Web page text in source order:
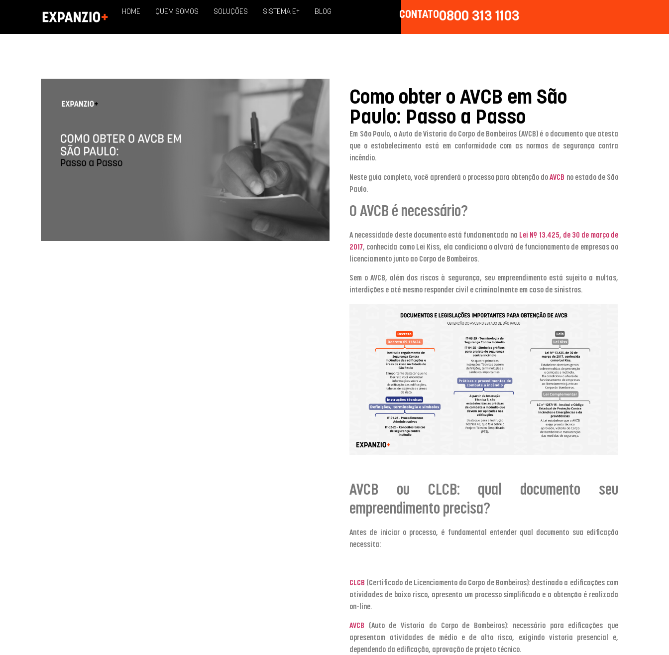
HOME QUEM SOMOS SOLUÇÕES SISTEMA E+ BLOG CONTATO0800 313 1103
Como obter o AVCB em São
Paulo: Passo a Passo
Em São Paulo, o Auto de Vistoria do Corpo de Bombeiros (AVCB) é o documento que atesta
que o estabelecimento está em conformidade com as normas de segurança contra
incêndio.
Neste guia completo, você aprenderá o processo para obtenção doAVCB no estado de São
Paulo.
O AVCB é necessário?
A necessidade deste documento está fundamentada na Lei Nº 13.425, de 30 de março de
2017, conhecida como Lei Kiss, ela condiciona o alvará de funcionamento de empresas ao
licenciamento junto ao Corpo de Bombeiros.
Sem o AVCB, além dos riscos à segurança, seu empreendimento está sujeito a multas,
interdições e até mesmo responder civil e criminalmente em caso de sinistros.
AVCB ou CLCB: qual documento seu
empreendimento precisa?
Antes de iniciar o processo, é fundamental entender qual documento sua edificação
necessita:
CLCB (Certificado de Licenciamento do Corpo de Bombeiros): destinado a edificações com
atividades de baixo risco, apresenta um processo simplificado e a obtenção é realizada
on-line.
AVCB (Auto de Vistoria do Corpo de Bombeiros): necessário para edificações que
apresentam atividades de médio e de alto risco, exigindo vistoria presencial e,
dependendo da edificação, aprovação de projeto técnico.